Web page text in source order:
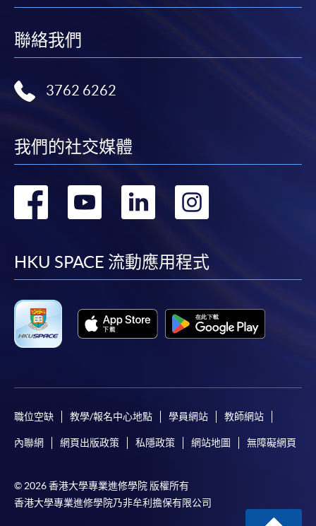
聯絡我們
3762 6262
我們的社交媒體
轉
facebook
轉
youtube
轉
linkedin
轉
HKU SPACE 流動應用程式
職位空缺 教學/報名中心地點 學員網站 教師網站
內聯網 網頁出版政策 私隱政策 網站地圖 無障礙網頁
© 2026 香港大學專業進修學院 版權所有
香港大學專業進修學院乃非牟利擔保有限公司